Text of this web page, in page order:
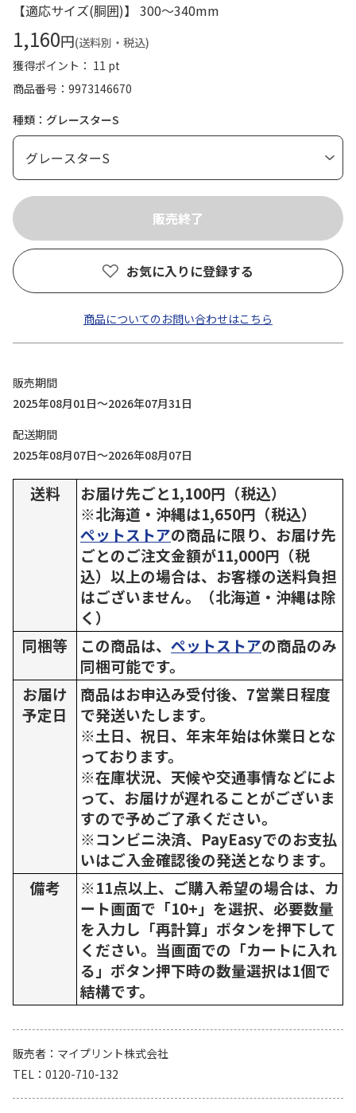
【適応サイズ(胴囲)】 300～340mm
1,160円(送料別・税込)
獲得ポイント： 11 pt
商品番号
9973146670
種類：グレースターS
お気に入りに登録する
商品についてのお問い合わせはこちら
販売期間
2025年08月01日～2026年07月31日
配送期間
2025年08月07日～2026年08月07日
送料
お届け先ごと1,100円（税込）
※北海道・沖縄は1,650円（税込）
ペットストアの商品に限り、お届け先
ごとのご注文金額が11,000円（税
込）以上の場合は、お客様の送料負担
はございません。（北海道・沖縄は除
く）
同梱等
この商品は、 ペットストアの商品のみ
同梱可能です。
お届け
予定日
商品はお申込み受付後、7営業日程度
で発送いたします。
※土日、祝日、年末年始は休業日とな
っております。
※在庫状況、天候や交通事情などによ
って、お届けが遅れることがございま
すので予めご了承ください。
※コンビニ決済、PayEasyでのお支払
いはご入金確認後の発送となります。
備考
※11点以上、ご購入希望の場合は、カ
ート画面で「10+」を選択、必要数量
を入力し「再計算」ボタンを押下して
ください。当画面での「カートに入れ
る」ボタン押下時の数量選択は1個で
結構です。
販売者
マイプリント株式会社
TEL
0120-710-132